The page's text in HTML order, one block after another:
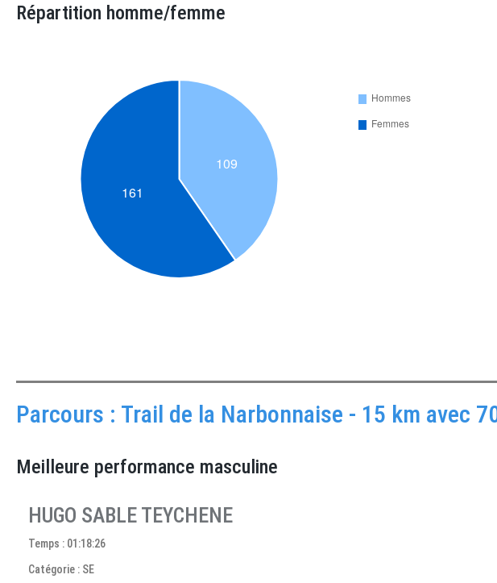
Répartition homme/femme
Parcours : Trail de la Narbonnaise - 15 km avec
Meilleure performance masculine
HUGO SABLE TEYCHENE
Temps : 01:18:26
Catégorie : SE